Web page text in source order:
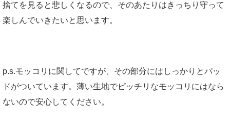
捨てを見ると悲しくなるので、そのあたりはきっちり守って
楽しんでいきたいと思います。
p.s.モッコリに関してですが、その部分にはしっかりとパッ
ドがついています。薄い生地でピッチリなモッコリにはなら
ないので安心してください。